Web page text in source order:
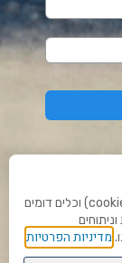
לידיעתכם, באתר זה נעשה שימוש ב"קבצי עוגיות" (cookies) וכלים דומים
מדיניות הפרטיות